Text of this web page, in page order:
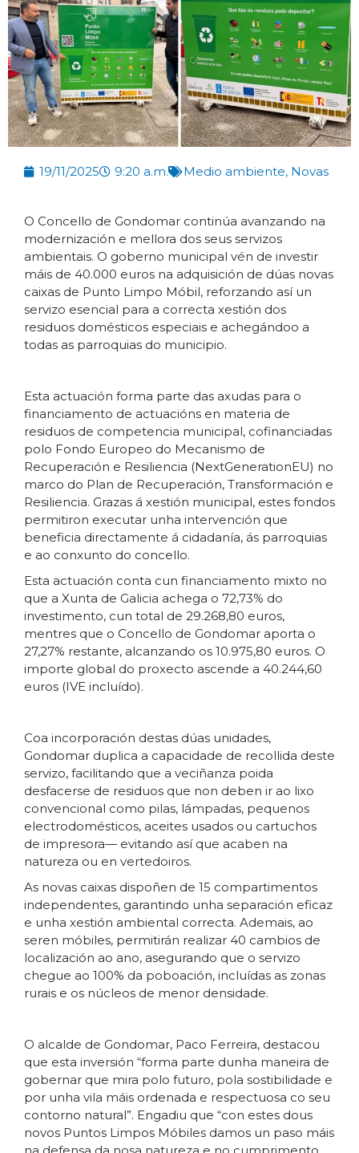
19/11/2025 9:20 a.m. Medio ambiente, Novas
O Concello de Gondomar continúa avanzando na
modernización e mellora dos seus servizos
ambientais. O goberno municipal vén de investir
máis de 40.000 euros na adquisición de dúas novas
caixas de Punto Limpo Móbil, reforzando así un
servizo esencial para a correcta xestión dos
residuos domésticos especiais e achegándoo a
todas as parroquias do municipio.
Esta actuación forma parte das axudas para o
financiamento de actuacións en materia de
residuos de competencia municipal, cofinanciadas
polo Fondo Europeo do Mecanismo de
Recuperación e Resiliencia (NextGenerationEU) no
marco do Plan de Recuperación, Transformación e
Resiliencia. Grazas á xestión municipal, estes fondos
permitiron executar unha intervención que
beneficia directamente á cidadanía, ás parroquias
e ao conxunto do concello.
Esta actuación conta cun financiamento mixto no
que a Xunta de Galicia achega o 72,73% do
investimento, cun total de 29.268,80 euros,
mentres que o Concello de Gondomar aporta o
27,27% restante, alcanzando os 10.975,80 euros. O
importe global do proxecto ascende a 40.244,60
euros (IVE incluído).
Coa incorporación destas dúas unidades,
Gondomar duplica a capacidade de recollida deste
servizo, facilitando que a veciñanza poida
desfacerse de residuos que non deben ir ao lixo
convencional como pilas, lámpadas, pequenos
electrodomésticos, aceites usados ou cartuchos
de impresora— evitando así que acaben na
natureza ou en vertedoiros.
As novas caixas dispoñen de 15 compartimentos
independentes, garantindo unha separación eficaz
e unha xestión ambiental correcta. Ademais, ao
seren móbiles, permitirán realizar 40 cambios de
localización ao ano, asegurando que o servizo
chegue ao 100% da poboación, incluídas as zonas
rurais e os núcleos de menor densidade.
O alcalde de Gondomar, Paco Ferreira, destacou
que esta inversión “forma parte dunha maneira de
gobernar que mira polo futuro, pola sostibilidade e
por unha vila máis ordenada e respectuosa co seu
contorno natural”. Engadiu que “con estes dous
novos Puntos Limpos Móbiles damos un paso máis